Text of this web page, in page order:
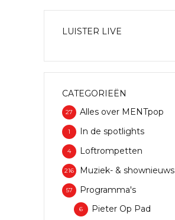
LUISTER LIVE
CATEGORIEËN
Alles over MENTpop
27
In de spotlights
1
Loftrompetten
4
Muziek- & shownieuws
216
Programma's
57
Pieter Op Pad
6